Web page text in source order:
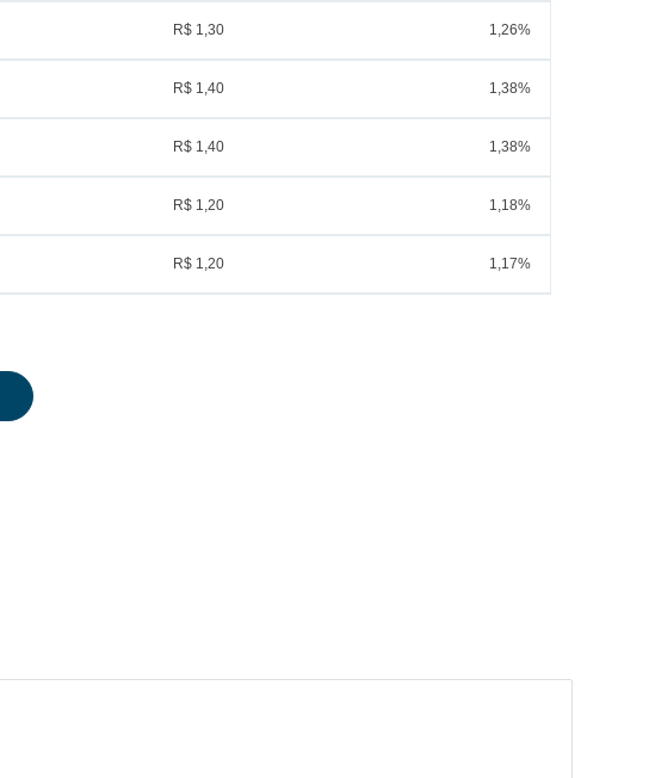
R$ 1,30 1,26%
R$ 1,40 1,38%
R$ 1,40 1,38%
R$ 1,20 1,18%
R$ 1,20 1,17%